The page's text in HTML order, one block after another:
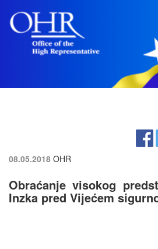
08.05.2018 OHR
Obraćanje visokog
Inzka pred Vijećem